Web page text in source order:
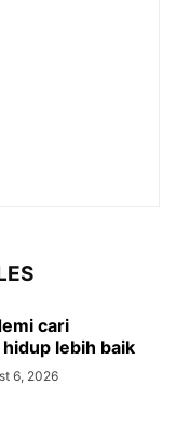
cari
lebih baik
6, 2026